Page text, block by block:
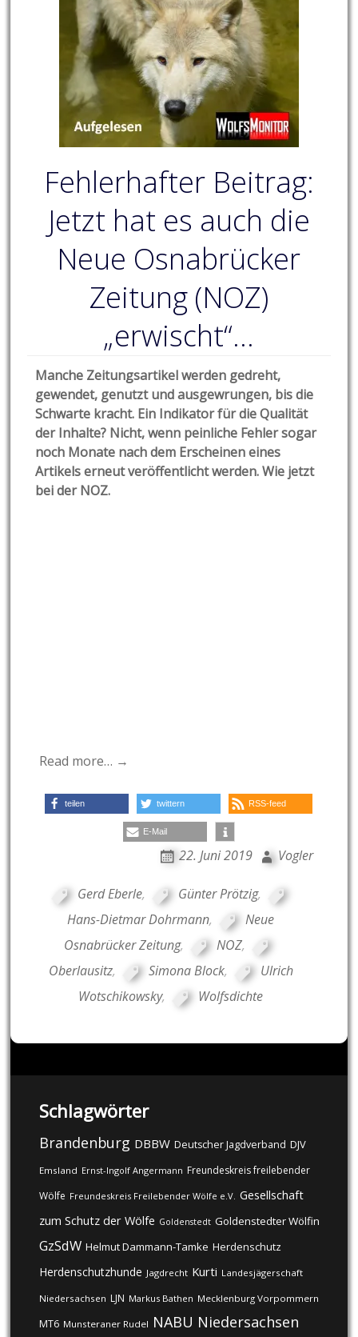
Fehlerhafter Beitrag:
Jetzt hat es auch die
Neue Osnabrücker
Zeitung (NOZ)
„erwischt“…
Manche Zeitungsartikel werden gedreht,
gewendet, genutzt und ausgewrungen, bis die
Schwarte kracht. Ein Indikator für die Qualität
der Inhalte? Nicht, wenn peinliche Fehler sogar
noch Monate nach dem Erscheinen eines
Artikels erneut veröffentlicht werden. Wie jetzt
bei der NOZ.
Read more… →
teilen twittern RSS-feed
E-Mail
22. Juni 2019 Vogler
Gerd Eberle, Günter Prötzig,
Hans-Dietmar Dohrmann,
Neue
Osnabrücker Zeitung, NOZ,
Oberlausitz, Simona Block,
Ulrich
Wotschikowsky, Wolfsdichte
Schlagwörter
Brandenburg DBBW Deutscher Jagdverband DJV
Emsland Ernst-Ingolf Angermann Freundeskreis freilebender
Wölfe Freundeskreis Freilebender Wölfe e.V. Gesellschaft
zum Schutz der Wölfe Goldenstedt Goldenstedter Wölfin
GzSdW Helmut Dammann-Tamke Herdenschutz
Herdenschutzhunde Jagdrecht Kurti Landesjägerschaft
Niedersachsen LJN Markus Bathen Mecklenburg Vorpommern
MT6 Munsteraner Rudel NABU Niedersachsen